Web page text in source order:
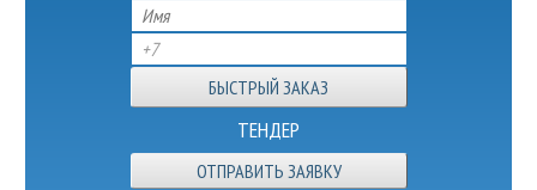
ТЕНДЕР
ОТПРАВИТЬ ЗАЯВКУ